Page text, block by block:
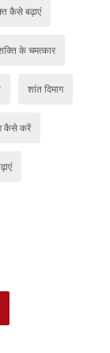
कैसे बढ़ाएं
के चमत्कार
शांत दिमाग
कैसे करें